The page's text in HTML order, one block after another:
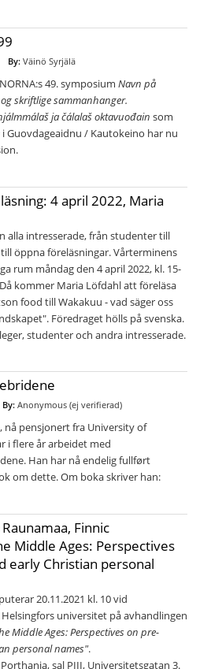
i Uppsala, november 2023
By: Väinö Syrjälä
49. symposium Navn på
skriftlige sammanhanger.
ja čálalaš oktavuođain som
Guovdageaidnu / Kautokeino har nu
99
4 april 2022, Maria
alla intresserade, från studenter till
öppna föreläsningar. Vårterminens
rum måndag den 4 april 2022, kl. 15-
kommer Maria Löfdahl att föreläsa
food till Wakakuu - vad säger oss
Föredraget hölls på svenska.
studenter och andra intresserade.
4 april 2022, Maria Löfdahl
By: Anonymous (ej verifierad)
nå pensjonert fra University of
i flere år arbeidet med
Han har nå endelig fullført
om dette. Om boka skriver han:
Finnic
Middle Ages: Perspectives
early Christian personal
20.11.2021 kl. 10 vid
universitet på avhandlingen
Middle Ages: Perspectives on pre-
personal names".
sal PIII, Universitetsgatan 3.